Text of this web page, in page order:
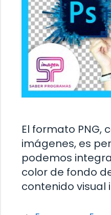
El formato
imágenes, es
podemos
color de fondo
contenido visual